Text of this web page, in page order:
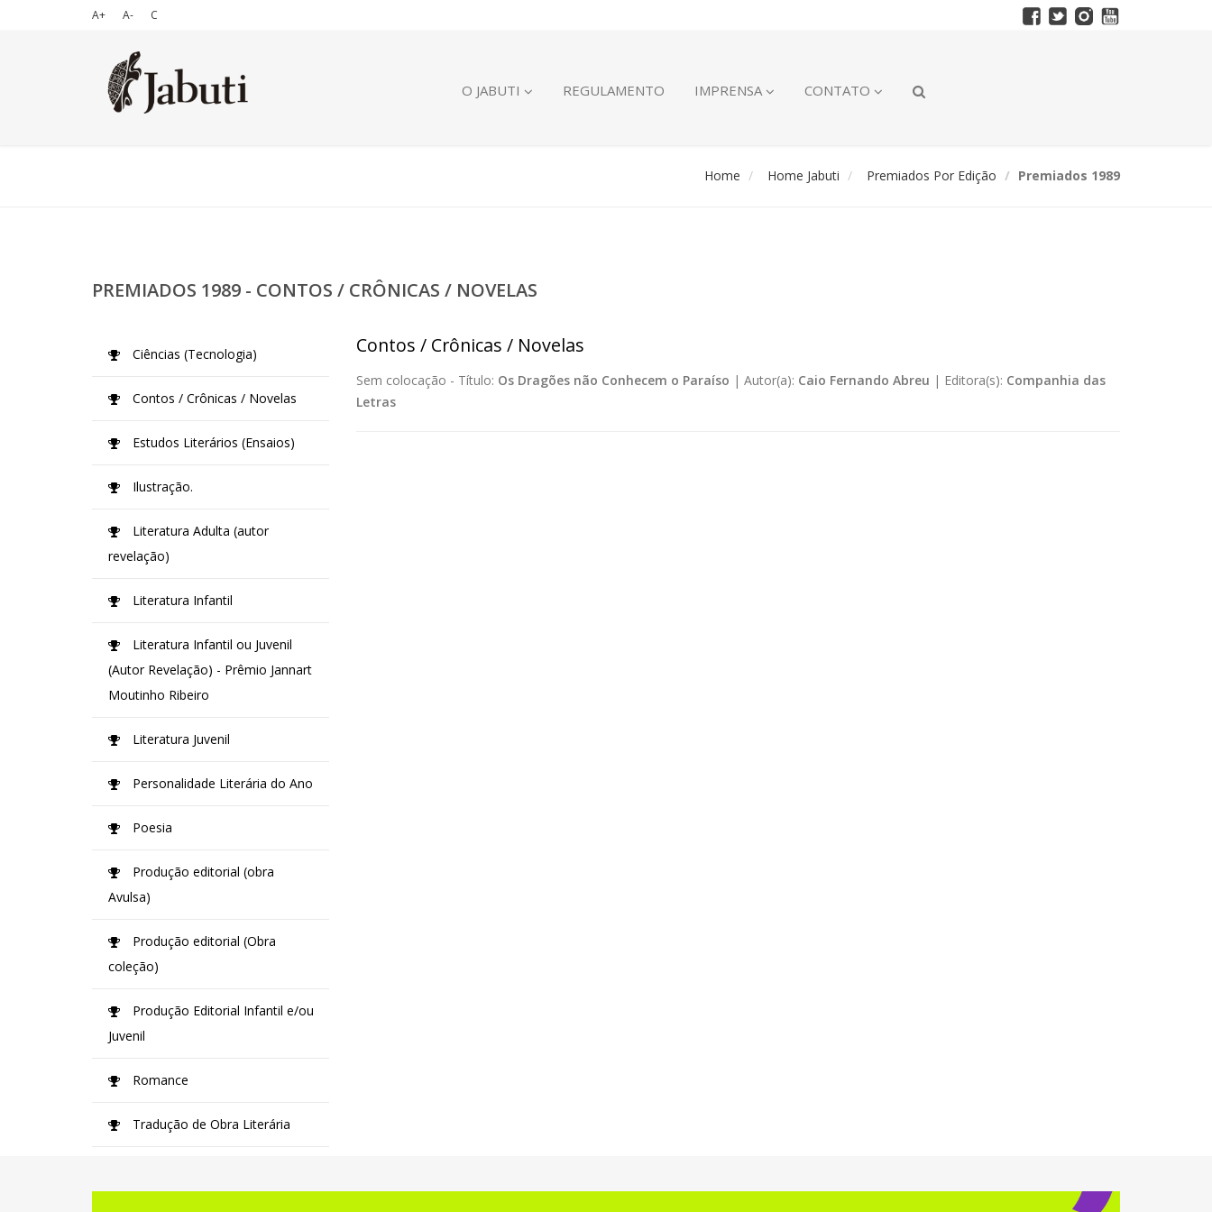
A+ A- C
O JABUTI REGULAMENTO IMPRENSA CONTATO
Home Home Jabuti Premiados Por Edição Premiados 1989
PREMIADOS 1989 - CONTOS / CRÔNICAS / NOVELAS
Contos / Crônicas / Novelas
Sem colocação - Título: Os Dragões não Conhecem o Paraíso | Autor(a): Caio Fernando Abreu | Editora(s): Companhia das
Letras
Ciências (Tecnologia)
Contos / Crônicas / Novelas
Estudos Literários (Ensaios)
Ilustração.
Literatura Adulta (autor
revelação)
Literatura Infantil
Literatura Infantil ou Juvenil
(Autor Revelação) - Prêmio Jannart
Moutinho Ribeiro
Literatura Juvenil
Personalidade Literária do Ano
Poesia
Produção editorial (obra
Avulsa)
Produção editorial (Obra
coleção)
Produção Editorial Infantil e/ou
Juvenil
Romance
Tradução de Obra Literária